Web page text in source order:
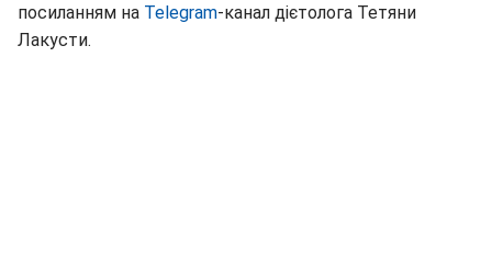
посиланням на Telegram-канал дієтолога Тетяни
Лакусти.